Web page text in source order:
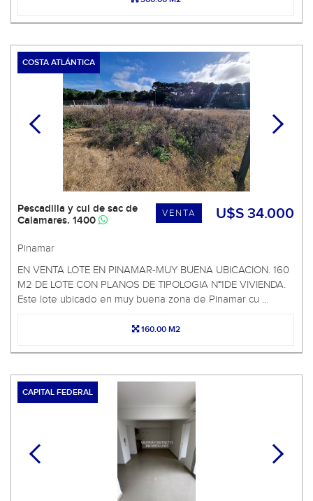
COSTA ATLÁNTICA
U$S 34.000
VENTA
Pescadilla y cul de sac de
Calamares. 1400
Pinamar
EN VENTA LOTE EN PINAMAR-MUY BUENA UBICACION. 160
M2 DE LOTE CON PLANOS DE TIPOLOGIA N°1DE VIVIENDA.
Este lote ubicado en muy buena zona de Pinamar cu ...
160.00 M2
CAPITAL FEDERAL